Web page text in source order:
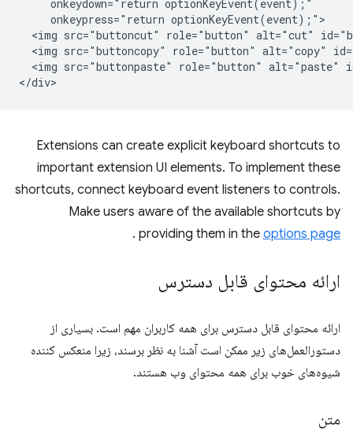
     onkeydown="return optionKeyEvent(event);"
     onkeypress="return optionKeyEvent(event);">
<img src="buttoncut" role="button" alt="cut"
<img src="buttoncopy" role="button" alt="copy"
<img src="buttonpaste" role="button" alt="paste"
Extensions can create explicit keyboard shortcuts to
important extension UI elements. To implement these
shortcuts, connect keyboard event listeners to controls.
Make users aware of the available shortcuts by
providing them in the options page
.
ارائه محتوای قابل دسترس
ارائه محتوای قابل دسترس برای همه کاربران مهم است. بسیاری از
دستورالعمل‌های زیر ممکن است آشنا به نظر برسند، زیرا منعکس کننده
شیوه‌های خوب برای همه محتوای وب هستند.
متن